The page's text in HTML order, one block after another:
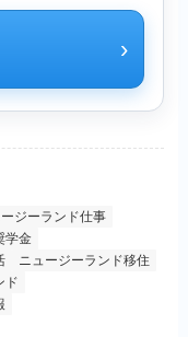
›
ジーランド仕事
学金
ニュージーランド移住
ド